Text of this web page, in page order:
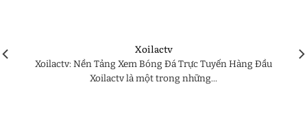
Xoilactv
Xoilactv: Nền Tảng Xem Bóng Đá Trực Tuyến Hàng Đầu
Xoilactv là một trong những...